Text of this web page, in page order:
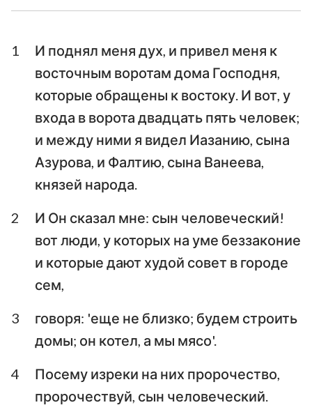
Есфирь Иов
Екклесиаст Песни Песней
Исаия Иеремия
Плач Иеремии
Даниил Осия
Иоиль Амос
Иона
Аввакум Софония
Аггей
Малахия
1
И поднял меня дух, и привел меня к
восточным воротам дома Господня,
которые обращены к востоку. И вот, у
входа в ворота двадцать пять человек;
и между ними я видел Иазанию, сына
Азурова, и Фалтию, сына Ванеева,
князей народа.
2
И Он сказал мне: сын человеческий!
вот люди, у которых на уме беззаконие
и которые дают худой совет в городе
сем,
3
говоря: 'еще не близко; будем строить
домы; он котел, а мы мясо'.
4
Посему изреки на них пророчество,
пророчествуй, сын человеческий.